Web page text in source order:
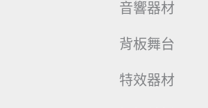
音響器材
背板舞台
特效器材